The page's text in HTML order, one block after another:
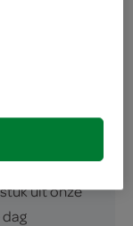
zijn
hapt
in een
biedt
voor
uit onze